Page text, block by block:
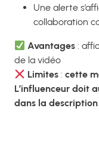
Une alerte
collaboration
Avantages :
de la vidéo
Limites :cette
L’influenceur doit
dans la